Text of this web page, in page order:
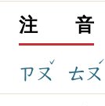
注 音
ㄗㄡ
ˇ
ㄊㄡ
ˊ